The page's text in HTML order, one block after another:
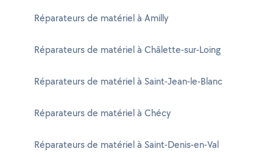
Réparateurs de matériel à Amilly
Réparateurs de matériel à Châlette-sur-Loing
Réparateurs de matériel à Saint-Jean-le-Blanc
Réparateurs de matériel à Chécy
Réparateurs de matériel à Saint-Denis-en-Val